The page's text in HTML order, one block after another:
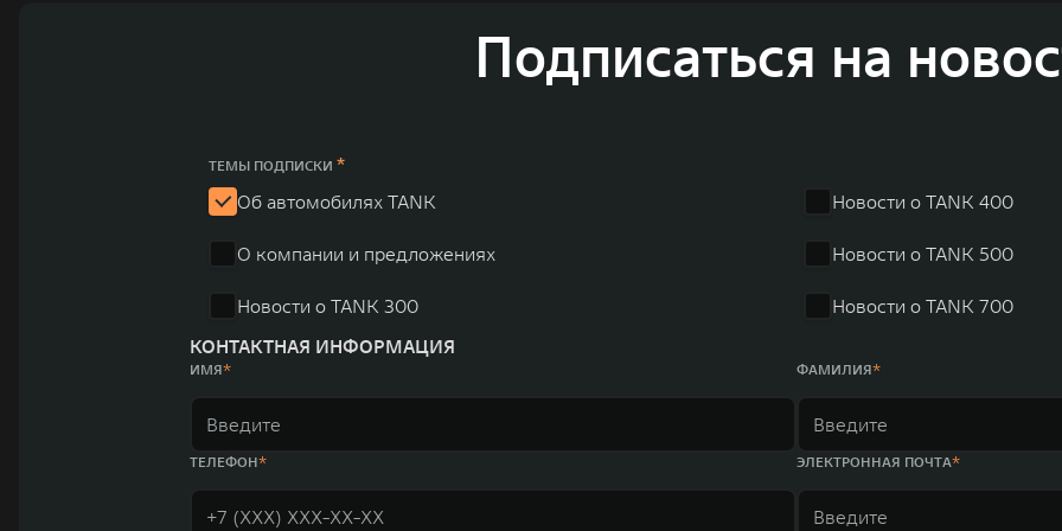
электромобилей ORA, премиальных кроссоверов WEY, а также новый технологичный бренд SALOON – в
юаней (1,6 трлн рублей). С 1998 года Great Wall Motor занимает первое место по объёмам продаж пикапов в
систему исследований и разработок, включая центры в России, Китае, Японии, США, Германии, Индии, Австрии и
Подписаться на
ТЕМЫ ПОДПИСКИ *
Об автомобилях TANK
О компании и предложениях
Новости о TANK 300
Новости о TANK 400
Новости о TANK 500
Новости о TANK 700
КОНТАКТНАЯ ИНФОРМАЦИЯ
ИМЯ ФАМИЛИЯ
ТЕЛЕФОН ЭЛЕКТРОННАЯ ПОЧТА